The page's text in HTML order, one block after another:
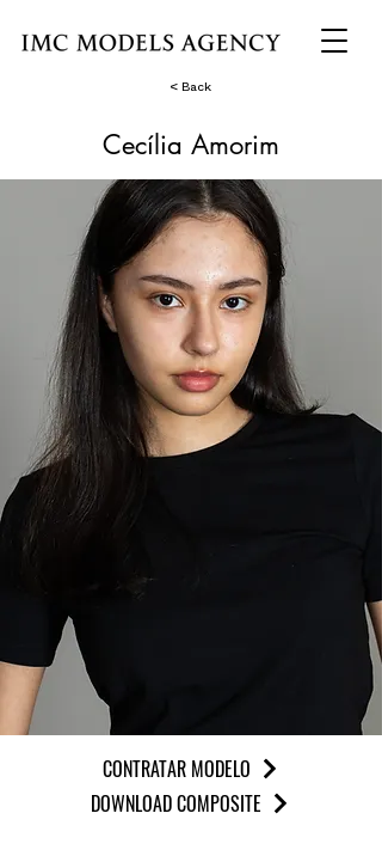
< Back
Cecília Amorim
CONTRATAR MODELO
DOWNLOAD COMPOSITE